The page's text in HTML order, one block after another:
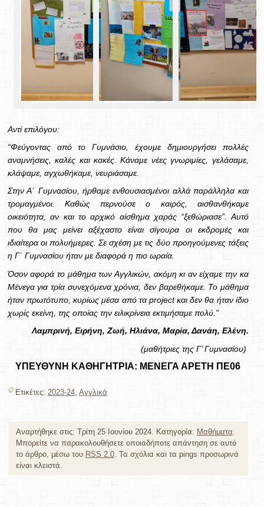
Aντί επιλόγου:
“Φεύγοντας από το Γυμνάσιο, έχουμε δημιουργήσει πολλές
αναμνήσεις, καλές και κακές. Κάναμε νέες γνωριμίες, γελάσαμε,
κλάψαμε, αγχωθήκαμε, νευριάσαμε.
Στην Α΄ Γυμνασίου, ήρθαμε ενθουσιασμένοι αλλά παράλληλα και
τρομαγμένοι. Καθώς περνούσε ο καιρός, αισθανθήκαμε
οικειότητα, αν και το αρχικό αίσθημα χαράς “ξεθώριασε”. Αυτό
που θα μας μείνει αξέχαστο είναι σίγουρα οι εκδρομές και
ιδιαίτερα οι πολυήμερες. Σε σχέση με τις δύο προηγούμενες τάξεις
η Γ΄ Γυμνασίου ήταν με διαφορά η πιο ωραία.
Όσον αφορά το μάθημα των Αγγλικών, ακόμη κι αν είχαμε την κα
Μένεγα για τρία συνεχόμενα χρόνια, δεν βαρεθήκαμε. Το μάθημα
ήταν πρωτότυπο, κυρίως μέσα από ταprojectκαι δεν θα ήταν ίδιο
χωρίς εκείνη, της οποίας την ειλικρίνεια εκτιμήσαμε πολύ.”
Λαμπρινή, Ειρήνη, Ζωή, Ηλιάνα, Μαρία, Δανάη, Ελένη.
(μαθήτριες της Γ’ Γυμνασίου)
ΥΠΕΥΘΥΝΗ ΚΑΘΗΓΗΤΡΙΑ: ΜΕΝΕΓΑ ΑΡΕΤΗ ΠΕ06
Ετικέτες: 2023-24, Αγγλικά
Αναρτήθηκε στις: Τρίτη 25 Ιουνίου 2024. Κατηγορία: Μαθήματα.
Μπορείτε να παρακολουθήσετε οποιαδήποτε απάντηση σε αυτό
το άρθρο, μέσω του RSS 2.0. Τα σχόλια και τα pings προσωρινά
είναι κλειστά.